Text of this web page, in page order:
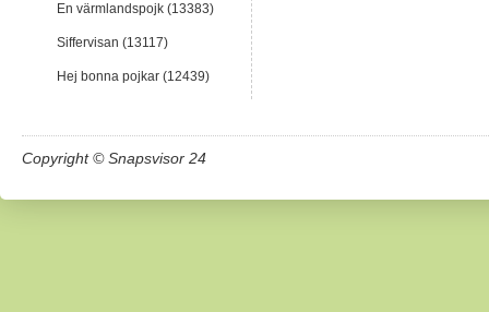
En värmlandspojk (13383)
Siffervisan (13117)
Hej bonna pojkar (12439)
Copyright © Snapsvisor 24